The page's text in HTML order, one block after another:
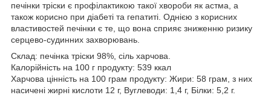
печінки тріски є профілактикою такої хвороби як астма, а
також корисно при діабеті та гепатиті. Однією з корисних
властивостей печінки є те, що вона сприяє зниженню ризику
серцево-судинних захворювань.
Склад: печінка тріски 98%, сіль харчова.
Калорійність на 100 г продукту: 539 ккал
Харчова цінність на 100 грам продукту: Жири: 58 грам, з них
насичені жирні кислоти 12 г, Вуглеводи: 1,4 г, Білки: 5,2 г.